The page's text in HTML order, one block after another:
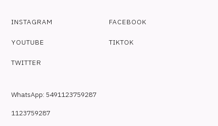
INSTAGRAM FACEBOOK
YOUTUBE TIKTOK
TWITTER
WhatsApp: 5491123759287
1123759287